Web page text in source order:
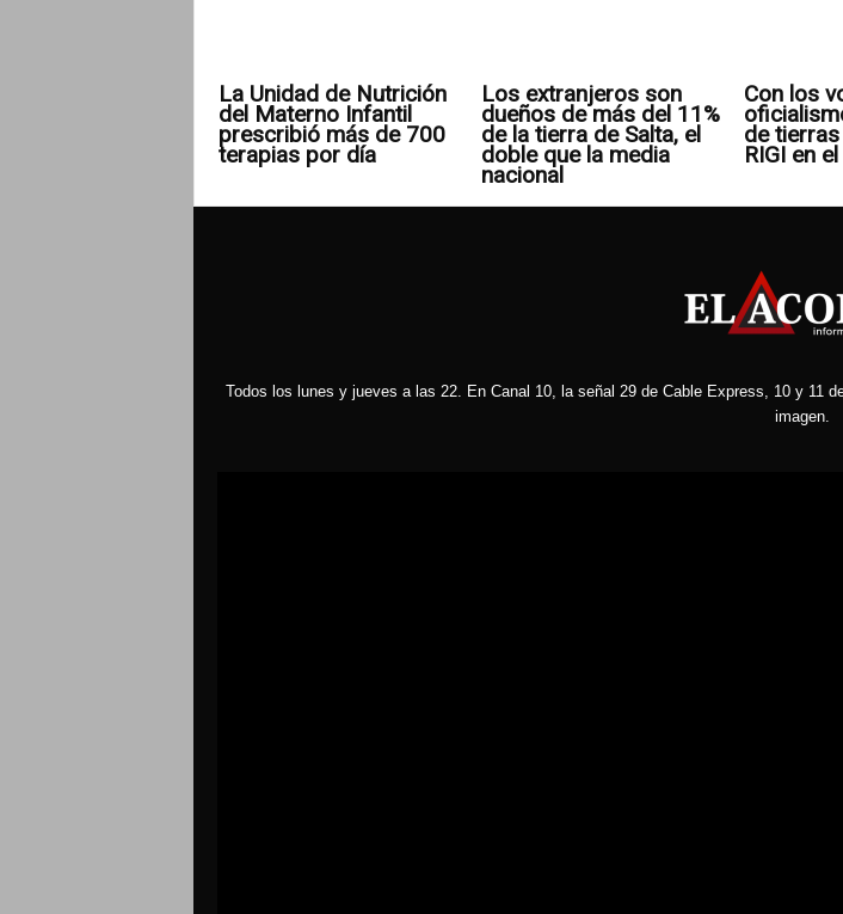
La Unidad de Nutrición
del Materno Infantil
prescribió más de 700
terapias por día
Los extranjeros son
dueños de más del 11%
de la tierra de Salta, el
doble que la media
nacional
Con los
de
RIGI en
Todos los lunes y jueves a las 22. En Canal 10, la señal 29 de Cable Express, 10 y 11
imagen.